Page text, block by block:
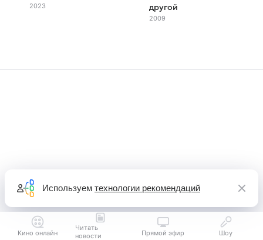
2023
другой
2009
Кино онлайн
Читать
новости
Прямой эфир Шоу
Используем технологии рекомендаций